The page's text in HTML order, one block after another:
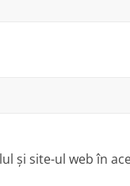
și site-ul web în